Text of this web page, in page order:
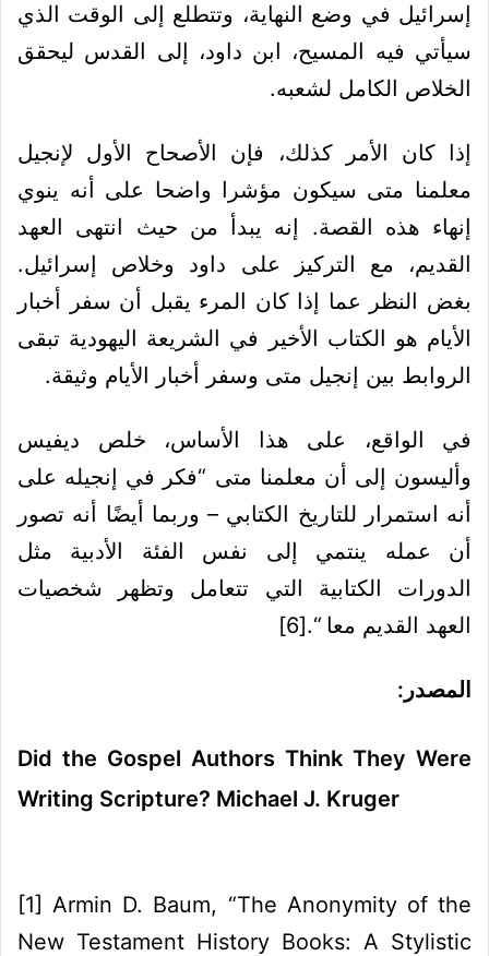
إسرائيل في وضع النهاية، وتتطلع إلى الوقت الذي
سيأتي فيه المسيح، ابن داود، إلى القدس ليحقق
الخلاص الكامل لشعبه.
إذا كان الأمر كذلك، فإن الأصحاح الأول لإنجيل
معلمنا متى سيكون مؤشرا واضحا على أنه ينوي
إنهاء هذه القصة. إنه يبدأ من حيث انتهى العهد
القديم، مع التركيز على داود وخلاص إسرائيل.
بغض النظر عما إذا كان المرء يقبل أن سفر أخبار
الأيام هو الكتاب الأخير في الشريعة اليهودية تبقى
الروابط بين إنجيل متى وسفر أخبار الأيام وثيقة.
في الواقع، على هذا الأساس، خلص ديفيس
وأليسون إلى أن معلمنا متى “فكر في إنجيله على
أنه استمرار للتاريخ الكتابي – وربما أيضًا أنه تصور
أن عمله ينتمي إلى نفس الفئة الأدبية مثل
الدورات الكتابية التي تتعامل وتظهر شخصيات
العهد القديم معا “.[6]
المصدر:
Did the Gospel Authors Think They Were
Writing Scripture? Michael J. Kruger
[1] Armin D. Baum, “The Anonymity of the
New Testament History Books: A Stylistic